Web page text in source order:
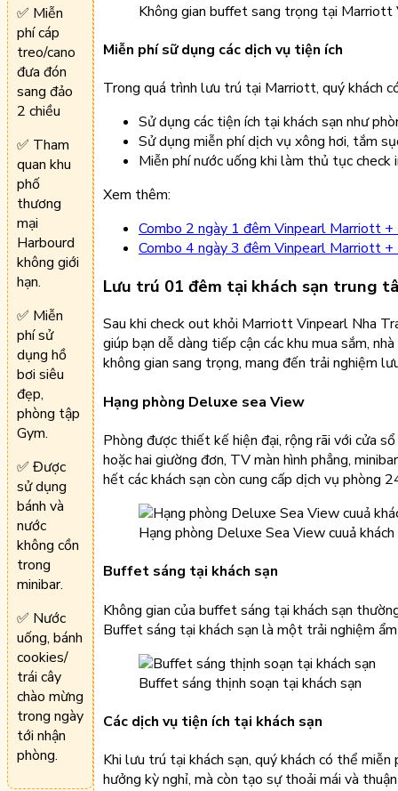
Không gian buffet sang trọng tại Marriott
Miễn phí sữ dụng các dịch vụ tiện ích
Trong quá trình lưu trú tại Marriott, quý khách
Sử dụng các tiện ích tại khách sạn như
Sử dụng miễn phí dịch vụ xông hơi, tắm
Miễn phí nước uống khi làm thủ tục
Xem thêm:
Combo 2 ngày 1 đêm Vinpearl Marriott
Combo 4 ngày 3 đêm Vinpearl Marriott
Lưu trú 01 đêm tại khách sạn trung
Sau khi check out khỏi Marriott Vinpearl Nha
giúp bạn dễ dàng tiếp cận các khu mua sắm,
không gian sang trọng, mang đến trải nghiệm
Hạng phòng Deluxe sea View
Phòng được thiết kế hiện đại, rộng rãi với cửa
hoặc hai giường đơn, TV màn hình phẳng,
hết các khách sạn còn cung cấp dịch vụ phòng
Hạng phòng Deluxe Sea View cuuả
Buffet sáng tại khách sạn
Không gian của buffet sáng tại khách sạn
Buffet sáng tại khách sạn là một trải nghiệm
Buffet sáng thịnh soạn tại khách sạn
Các dịch vụ tiện ích tại khách sạn
Khi lưu trú tại khách sạn, quý khách có thể
hưởng kỳ nghỉ, mà còn tạo sự thoải mái và
✅ Miễn
phí cáp
treo/cano
đưa đón
sang đảo
2 chiều
✅ Tham
quan khu
phố
thương
mại
Harbourd
không giới
hạn.
✅ Miễn
phí sử
dụng hồ
bơi siêu
đẹp,
phòng tập
Gym.
✅ Được
sử dụng
bánh và
nước
không cồn
trong
minibar.
✅ Nước
uống, bánh
cookies/
trái cây
chào mừng
trong ngày
tới nhận
phòng.